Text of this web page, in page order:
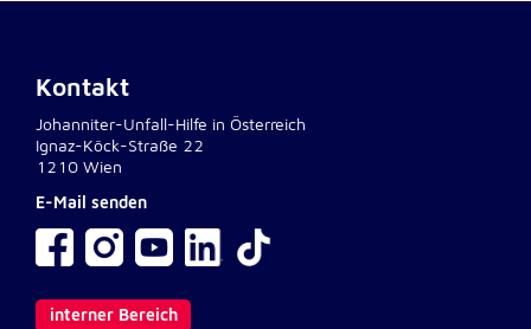
Kontakt
Johanniter-Unfall-Hilfe in Österreich
Ignaz-Köck-Straße 22
1210 Wien
E-Mail senden
interner Bereich